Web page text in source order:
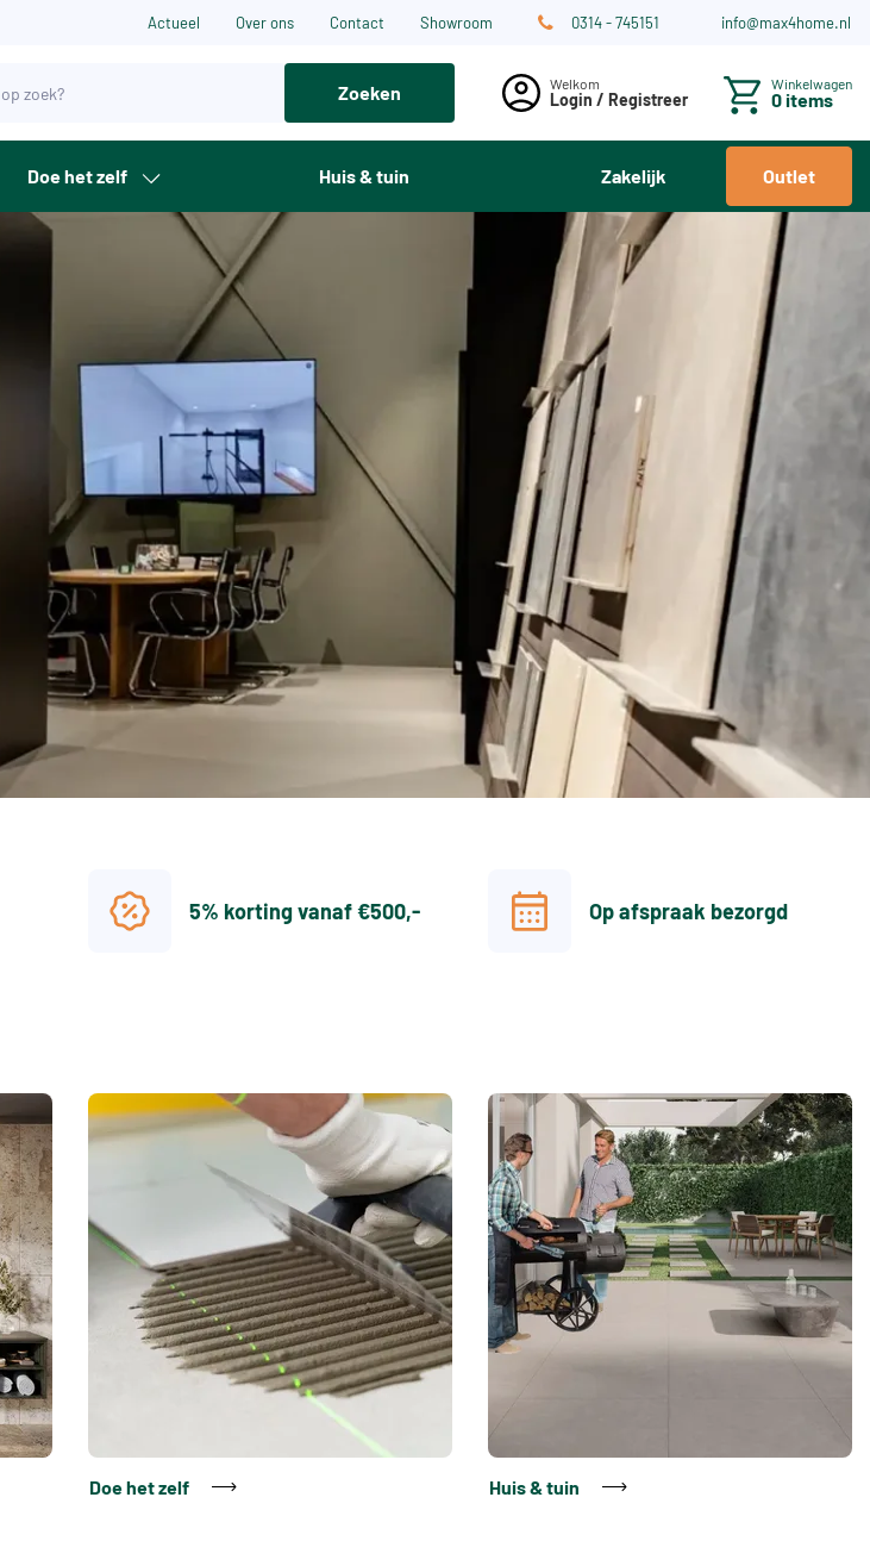
Actueel Over ons Contact Showroom 0314 - 745151 info@max4home.nl
Zoeken Login / Registreer
Winkelwagen
0 items
Doe het zelf Huis & tuin Zakelijk Outlet
5% korting vanaf €500,- Op afspraak bezorgd
Doe het zelf Huis & tuin